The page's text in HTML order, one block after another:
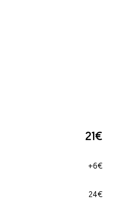
21€
+6€
24€